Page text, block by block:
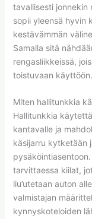
tavallisesti jonnekin
sopii yleensä hyvin
kestävämmän
Samalla sitä
rengasliikkeissä,
toistuvaan käyttöön.
Miten hallitunkkia
Hallitunkkia
kantavalle ja
käsijarru kytketään
tarvittaessa kiilat,
liu’utetaan auton
valmistajan
kynnyskoteloiden